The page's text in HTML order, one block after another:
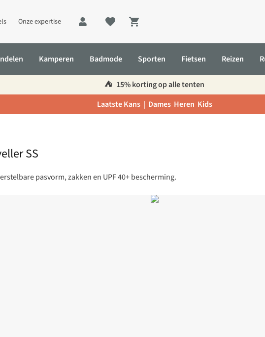
Onze expertise
Shopping cart
Kamperen Badmode Sporten Fietsen Reizen
⛺️ 15% korting op alle tenten
Laatste Kans | Dames Heren Kids
SS
pasvorm, zakken en UPF 40+ bescherming.